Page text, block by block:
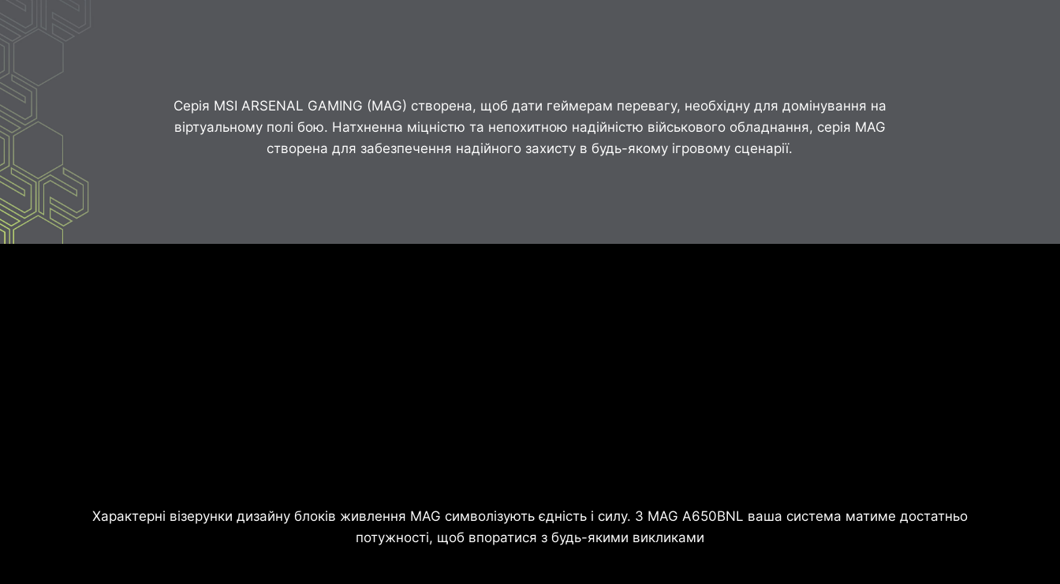
Серія MSI ARSENAL GAMING (MAG) створена, щоб дати геймерам перевагу, необхідну для домінування на
віртуальному полі бою. Натхненна міцністю та непохитною надійністю військового обладнання, серія MAG
створена для забезпечення надійного захисту в будь-якому ігровому сценарії.
Характерні візерунки дизайну блоків живлення MAG символізують єдність і силу. З MAG A650BNL ваша система матиме достатньо
потужності, щоб впоратися з будь-якими викликами